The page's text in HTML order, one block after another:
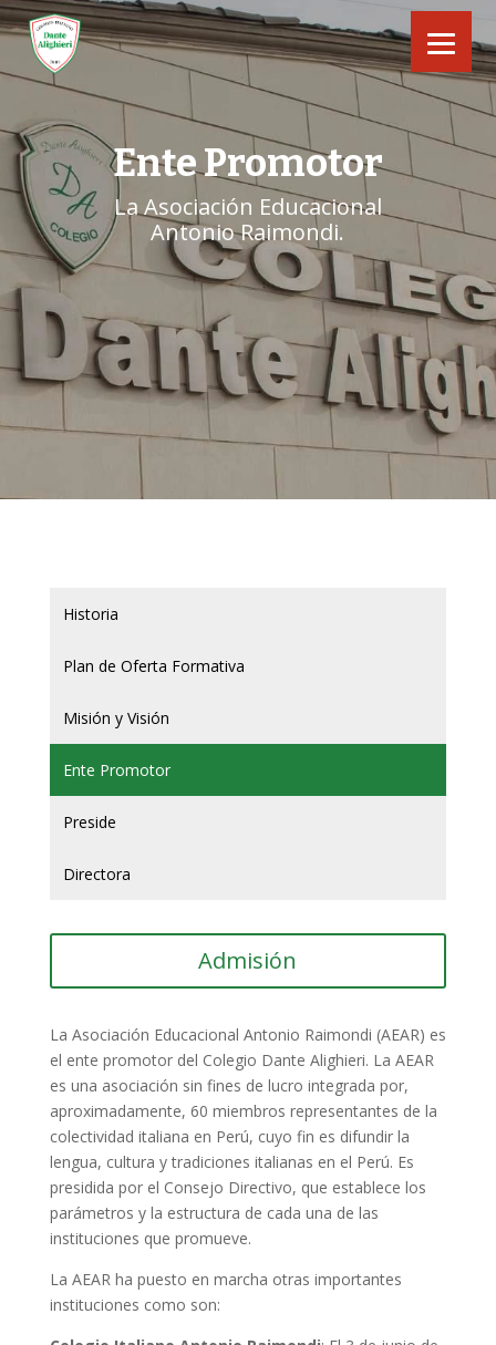
Ente Promotor
La Asociación Educacional
Antonio Raimondi.
Historia
Plan de Oferta Formativa
Misión y Visión
Ente Promotor
Preside
Directora
Admisión
La Asociación Educacional Antonio Raimondi (AEAR) es
el ente promotor del Colegio Dante Alighieri. La AEAR
es una asociación sin fines de lucro integrada por,
aproximadamente, 60 miembros representantes de la
colectividad italiana en Perú, cuyo fin es difundir la
lengua, cultura y tradiciones italianas en el Perú. Es
presidida por el Consejo Directivo, que establece los
parámetros y la estructura de cada una de las
instituciones que promueve.
La AEAR ha puesto en marcha otras importantes
instituciones como son: